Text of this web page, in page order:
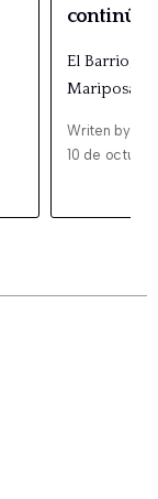
continúa
El Barrio,
Mariposas…
Writen by
10 de